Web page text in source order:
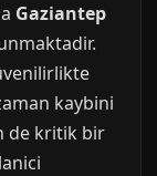
Gaziantep
kaybini
de kritik bir